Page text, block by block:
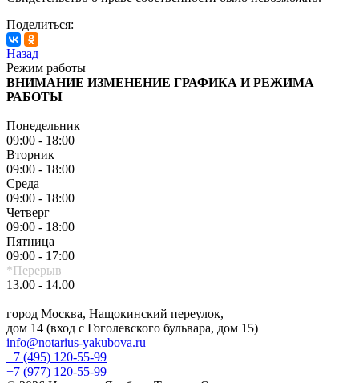
Поделиться:
Назад
Режим работы
ВНИМАНИЕ ИЗМЕНЕНИЕ ГРАФИКА И РЕЖИМА
РАБОТЫ
Понедельник
09:00 - 18:00
Вторник
09:00 - 18:00
Среда
09:00 - 18:00
Четверг
09:00 - 18:00
Пятница
09:00 - 17:00
*Перерыв
13.00 - 14.00
город Москва, Нащокинский переулок,
дом 14 (вход с Гоголевского бульвара, дом 15)
info@notarius-yakubova.ru
+7 (495) 120-55-99
+7 (977) 120-55-99